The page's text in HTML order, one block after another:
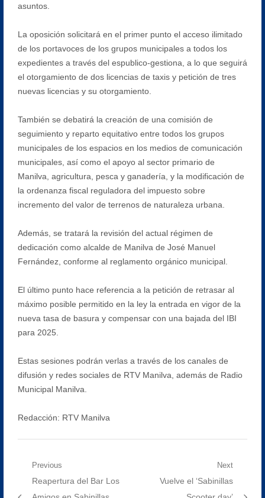
asuntos.
La oposición solicitará en el primer punto el acceso ilimitado
de los portavoces de los grupos municipales a todos los
expedientes a través del espublico-gestiona, a lo que seguirá
el otorgamiento de dos licencias de taxis y petición de tres
nuevas licencias y su otorgamiento.
También se debatirá la creación de una comisión de
seguimiento y reparto equitativo entre todos los grupos
municipales de los espacios en los medios de comunicación
municipales, así como el apoyo al sector primario de
Manilva, agricultura, pesca y ganadería, y la modificación de
la ordenanza fiscal reguladora del impuesto sobre
incremento del valor de terrenos de naturaleza urbana.
Además, se tratará la revisión del actual régimen de
dedicación como alcalde de Manilva de José Manuel
Fernández, conforme al reglamento orgánico municipal.
El último punto hace referencia a la petición de retrasar al
máximo posible permitido en la ley la entrada en vigor de la
nueva tasa de basura y compensar con una bajada del IBI
para 2025.
Estas sesiones podrán verlas a través de los canales de
difusión y redes sociales de RTV Manilva, además de Radio
Municipal Manilva.
Redacción: RTV Manilva
Navegación
Previous
Previous
post:
Reapertura del Bar Los
Next
Next
Vuelve el ‘Sabinillas